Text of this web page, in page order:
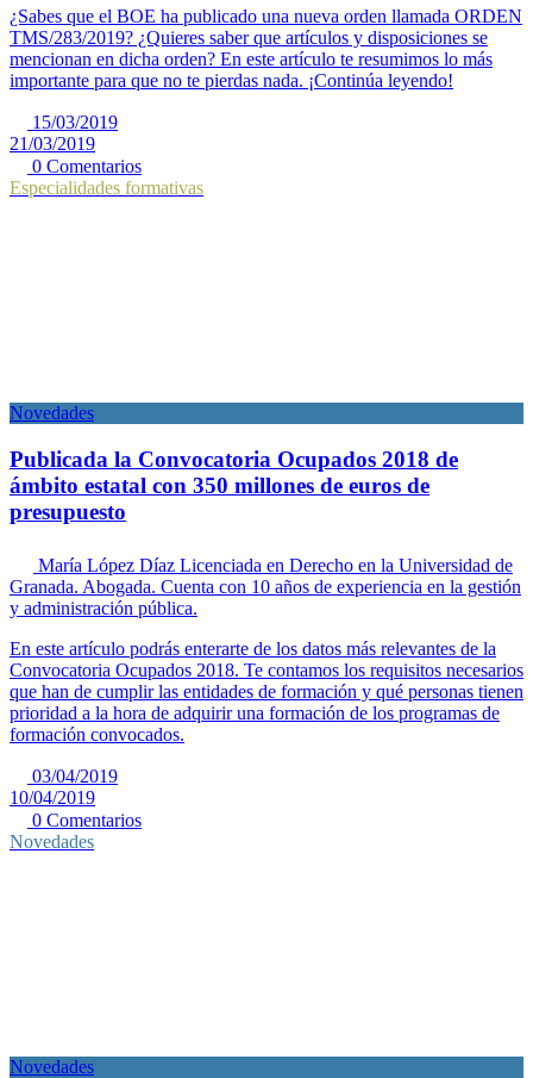
¿Sabes que el BOE ha publicado una nueva orden llamada ORDEN
TMS/283/2019? ¿Quieres saber que artículos y disposiciones se
mencionan en dicha orden? En este artículo te resumimos lo más
importante para que no te pierdas nada. ¡Continúa leyendo!
15/03/2019
21/03/2019
0 Comentarios
Especialidades formativas
Novedades
Publicada la Convocatoria Ocupados 2018 de
ámbito estatal con 350 millones de euros de
presupuesto
María López Díaz Licenciada en Derecho en la Universidad de
Granada. Abogada. Cuenta con 10 años de experiencia en la gestión
y administración pública.
En este artículo podrás enterarte de los datos más relevantes de la
Convocatoria Ocupados 2018. Te contamos los requisitos necesarios
que han de cumplir las entidades de formación y qué personas tienen
prioridad a la hora de adquirir una formación de los programas de
formación convocados.
03/04/2019
10/04/2019
0 Comentarios
Novedades
Novedades